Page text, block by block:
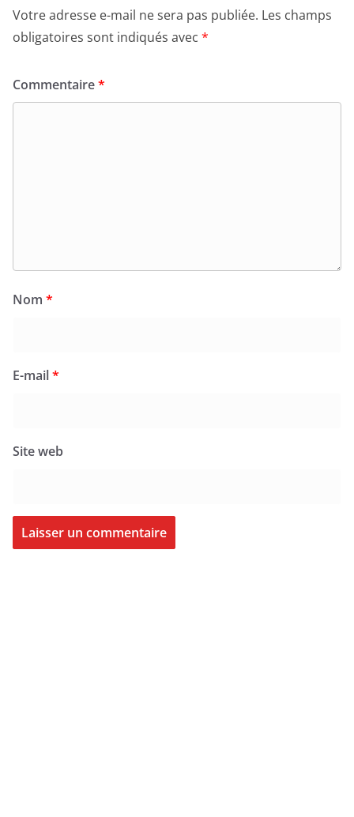
Votre adresse e-mail ne sera pas publiée. Les champs
obligatoires sont indiqués avec *
Commentaire*
Nom *
E-mail*
Site web